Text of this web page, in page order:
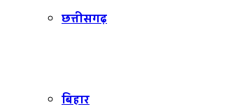
छत्तीसगढ़
बिहार